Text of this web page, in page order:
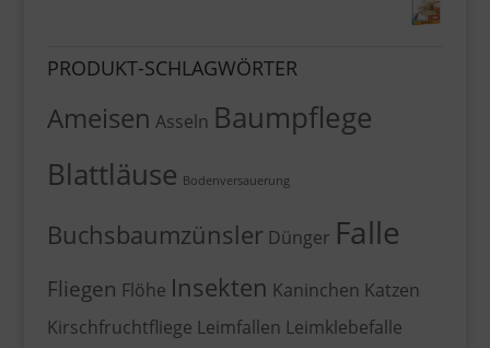
PRODUKT-SCHLAGWÖRTER
Ameisen Asseln Baumpflege
Blattläuse Bodenversauerung
Buchsbaumzünsler Dünger Falle
Fliegen Flöhe Insekten Kaninchen Katzen
Kirschfruchtfliege Leimfallen Leimklebefalle